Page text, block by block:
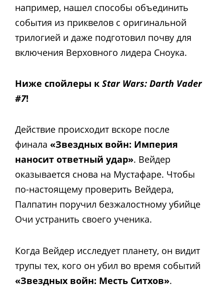
например, нашел способы объединить
события из приквелов с оригинальной
трилогией и даже подготовил почву для
включения Верховного лидера Сноука.
Ниже спойлеры к Star Wars: Darth Vader
#7!
Действие происходит вскоре после
финала «Звездных войн: Империя
наносит ответный удар». Вейдер
оказывается снова на Мустафаре. Чтобы
по-настоящему проверить Вейдера,
Палпатин поручил безжалостному убийце
Очи устранить своего ученика.
Когда Вейдер исследует планету, он видит
трупы тех, кого он убил во время событий
«Звездных войн: Месть Ситхов».